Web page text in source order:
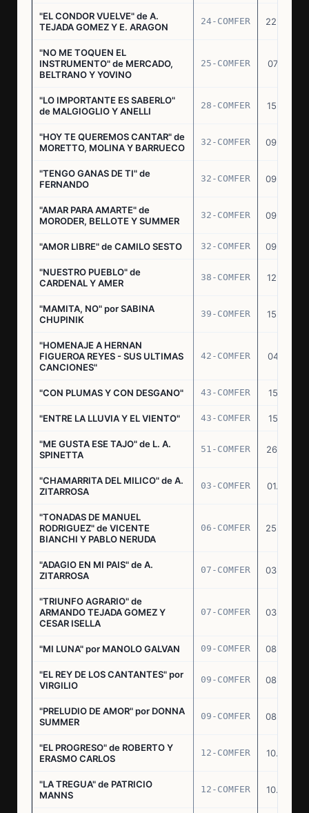
"EL CONDOR VUELVE" de A.
TEJADA GOMEZ Y E. ARAGON
24-COMFER 22.06.76
"NO ME TOQUEN EL
INSTRUMENTO" de MERCADO,
BELTRANO Y YOVINO
25-COMFER 07.07.76
"LO IMPORTANTE ES SABERLO"
de MALGIOGLIO Y ANELLI
28-COMFER 15.07.76
"HOY TE QUEREMOS CANTAR" de
MORETTO, MOLINA Y BARRUECO
32-COMFER 09.09.76
"TENGO GANAS DE TI" de
FERNANDO
32-COMFER 09.09.76
"AMAR PARA AMARTE" de
MORODER, BELLOTE Y SUMMER
32-COMFER 09.09.76
"AMOR LIBRE" de CAMILO SESTO 32-COMFER 09.09.76
"NUESTRO PUEBLO" de
CARDENAL Y AMER
38-COMFER 12.10.76
"MAMITA, NO" por SABINA
CHUPINIK
39-COMFER 15.10.76
"HOMENAJE A HERNAN
FIGUEROA REYES - SUS ULTIMAS
CANCIONES"
42-COMFER 04.11.76
"CON PLUMAS Y CON DESGANO" 43-COMFER 15.11.76
"ENTRE LA LLUVIA Y EL VIENTO" 43-COMFER 15.11.76
"ME GUSTA ESE TAJO" de L. A.
SPINETTA
51-COMFER 26.12.76
"CHAMARRITA DEL MILICO" de A.
ZITARROSA
03-COMFER 01.02.77
"TONADAS DE MANUEL
RODRIGUEZ" de VICENTE
BIANCHI Y PABLO NERUDA
06-COMFER 25.02.77
"ADAGIO EN MI PAIS" de A.
ZITARROSA
07-COMFER 03.03.77
"TRIUNFO AGRARIO" de
ARMANDO TEJADA GOMEZ Y
CESAR ISELLA
07-COMFER 03.03.77
"MI LUNA" por MANOLO GALVAN 09-COMFER 08.03.77
"EL REY DE LOS CANTANTES" por
VIRGILIO
09-COMFER 08.03.77
"PRELUDIO DE AMOR" por DONNA
SUMMER
09-COMFER 08.03.77
"EL PROGRESO" de ROBERTO Y
ERASMO CARLOS
12-COMFER 10.03.77
"LA TREGUA" de PATRICIO
MANNS
12-COMFER 10.03.77